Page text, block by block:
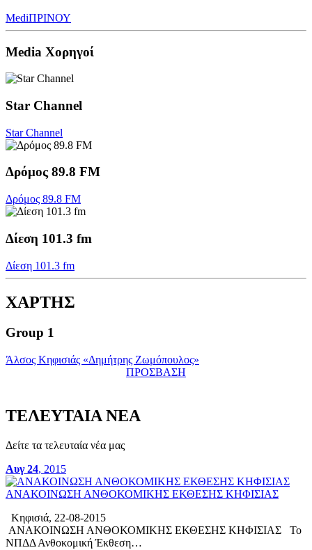
MediΠΡΙΝΟΥ
Media Χορηγοί
Star Channel
Star Channel
Δρόμος 89.8 FM
Δρόμος 89.8 FM
Δίεση 101.3 fm
Δίεση 101.3 fm
ΧΑΡΤΗΣ
Group 1
Άλσος Κηφισιάς «Δημήτρης Ζωμόπουλος»
ΠΡΟΣΒΑΣΗ
ΤΕΛΕΥΤΑΙΑ ΝΕΑ
Δείτε τα τελευταία νέα μας
Αυγ 24, 2015
ΑΝΑΚΟΙΝΩΣΗ ΑΝΘΟΚΟΜΙΚΗΣ ΕΚΘΕΣΗΣ ΚΗΦΙΣΙΑΣ
Κηφισιά, 22-08-2015
ΑΝΑΚΟΙΝΩΣΗ ΑΝΘΟΚΟΜΙΚΗΣ ΕΚΘΕΣΗΣ ΚΗΦΙΣΙΑΣ Το
ΝΠΔΔ Ανθοκομική Έκθεση…